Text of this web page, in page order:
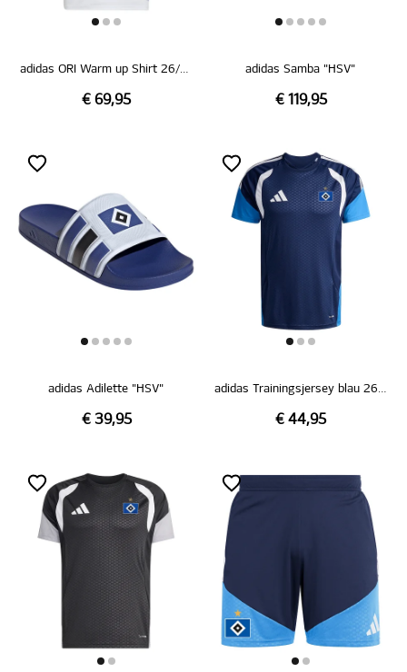
adidas ORI Warm up Shirt 26/27
€ 69,95
adidas Samba "HSV"
€ 119,95
adidas Adilette "HSV"
€ 39,95
adidas Trainingsjersey blau 26/27
€ 44,95